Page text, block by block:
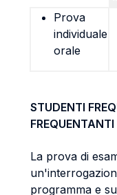
Prova
individuale
orale
STUDENTI
FREQUENTANTI
La prova di
programma e